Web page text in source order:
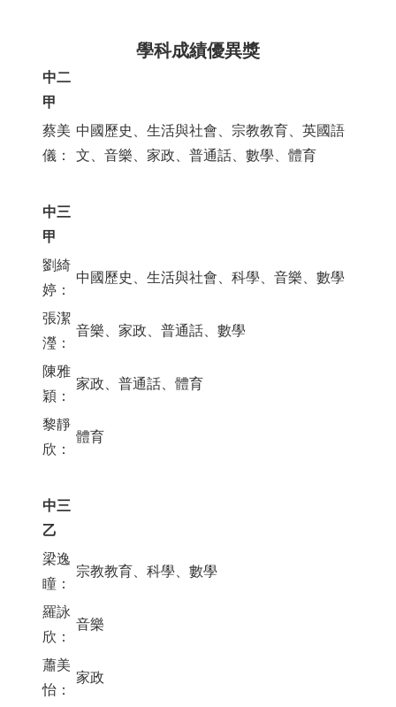
學科成績優異獎
中二
甲
蔡美
儀：
中國歷史、生活與社會、宗教教育、英國語
文、音樂、家政、普通話、數學、體育
中三
甲
劉綺
婷：
中國歷史、生活與社會、科學、音樂、數學
張潔
瀅：
音樂、家政、普通話、數學
陳雅
穎：
家政、普通話、體育
黎靜
欣：
體育
中三
乙
梁逸
瞳：
宗教教育、科學、數學
羅詠
欣：
音樂
蕭美
怡：
家政